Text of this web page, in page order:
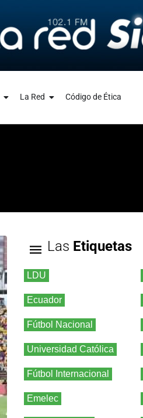
La Red Código de Ética
Las Etiquetas
LDU
Ecuador
Fútbol Nacional
Universidad Católica
Fútbol Internacional
Emelec